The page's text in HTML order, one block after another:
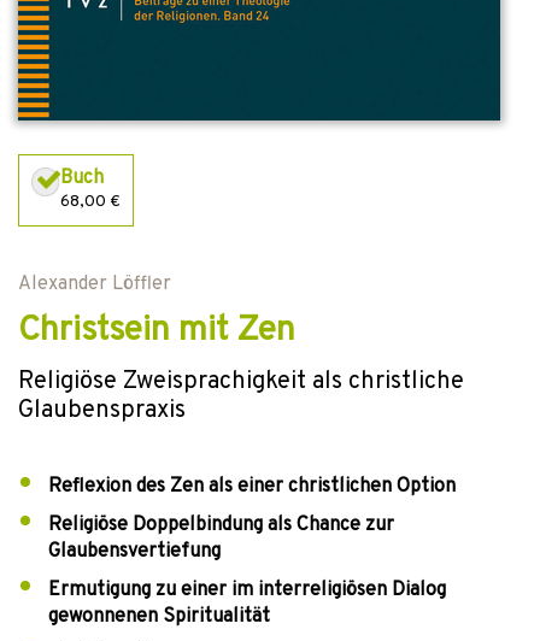
Buch
68,00 €
Alexander Löffler
Christsein mit Zen
Religiöse Zweisprachigkeit als christliche
Glaubenspraxis
Reflexion des Zen als einer christlichen Option
Religiöse Doppelbindung als Chance zur
Glaubensvertiefung
Ermutigung zu einer im interreligiösen Dialog
gewonnenen Spiritualität